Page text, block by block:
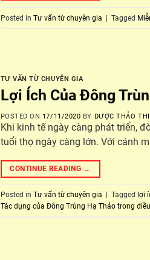
Posted in Tư vấn từ chuyên gia | Tagged
TƯ VẤN TỪ CHUYÊN GIA
Lợi Ích Của Đông
POSTED ON 17/11/2020 BY DƯỢC THẢO
Khi kinh tế ngày càng phát triển,
tuổi thọ ngày càng lớn. Với cánh
CONTINUE READING →
Posted in Tư vấn từ chuyên gia | Tagged lợi
Tác dụng của Đông Trùng Hạ Thảo trong